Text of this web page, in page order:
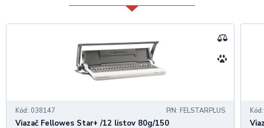
Kód: 038147 P/N: FELSTARPLUS
Viazač Fellowes Star+ /12 listov 80g/150